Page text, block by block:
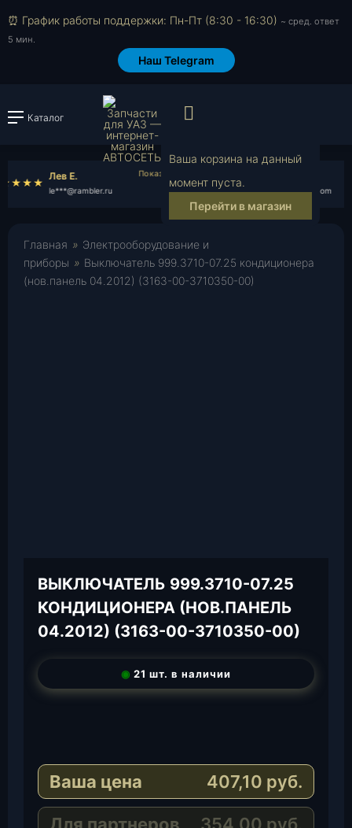
⏰ График работы поддержки: Пн-Пт (8:30 - 16:30) ~ сред. ответ
5 мин.
Наш Telegram
Каталог Войти или
Ваша корзина на данный
момент пуста.
Перейти в магазин
Лев Е.
le***@rambler.ru ki***@gmail.com
Главная » Электрооборудование и
приборы » Выключатель 999.3710-07.25 кондиционера
(нов.панель 04.2012) (3163-00-3710350-00)
ВЫКЛЮЧАТЕЛЬ 999.3710-07.25
КОНДИЦИОНЕРА (НОВ.ПАНЕЛЬ
04.2012) (3163-00-3710350-00)
◉ 21 шт. в наличии
e
r
a
a
s
A
a
i
Ваша цена 407,10 руб.